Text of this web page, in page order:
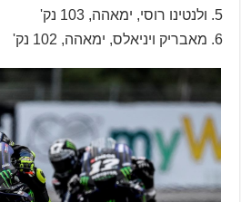
ולנטינו רוסי, ימאהה, 103 נק'
מאבריק ויניאלס, ימאהה, 102 נק'